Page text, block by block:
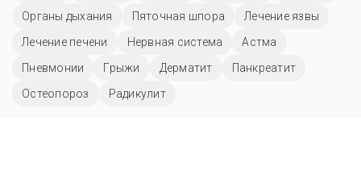
Органы дыхания
Пяточная шпора
Лечение язвы
Лечение печени
Нервная система
Астма
Пневмонии
Грыжи Дерматит
Панкреатит
Остеопороз
Радикулит